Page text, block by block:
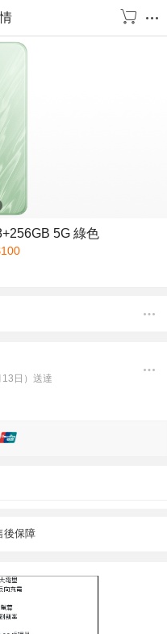
5G 綠色
13日）送達
後保障